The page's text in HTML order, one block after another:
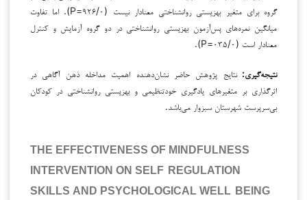
گروه برای متغیر بهزیستی روانشناختی معنادار نیست (۹۲۶/۰=P). اما تفاوت
میانگین نمره‌های پس‌آزمون بهزیستی روانشناختی در دو گروه آزمایش و کنترل
معنادار است (۰۳۵/۰=P).
نتیجه‌گیری:نتایج پژوهش حاضر نشان‌دهنده اهمیت مداخله ذهن آگاهی در
اثرگذاری بر متغیرهای یادگیری خودتنظیمی و بهزیستی روانشناختی در کودکان
بی‌سرپرست شهرستان سبزوار می‌باشد.
THE EFFECTIVENESS OF MINDFULNESS
INTERVENTION ON SELF-REGULATION
SKILLS AND PSYCHOLOGICAL WELL-BEING